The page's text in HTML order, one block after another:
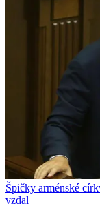
Špičky arménské
vzdal